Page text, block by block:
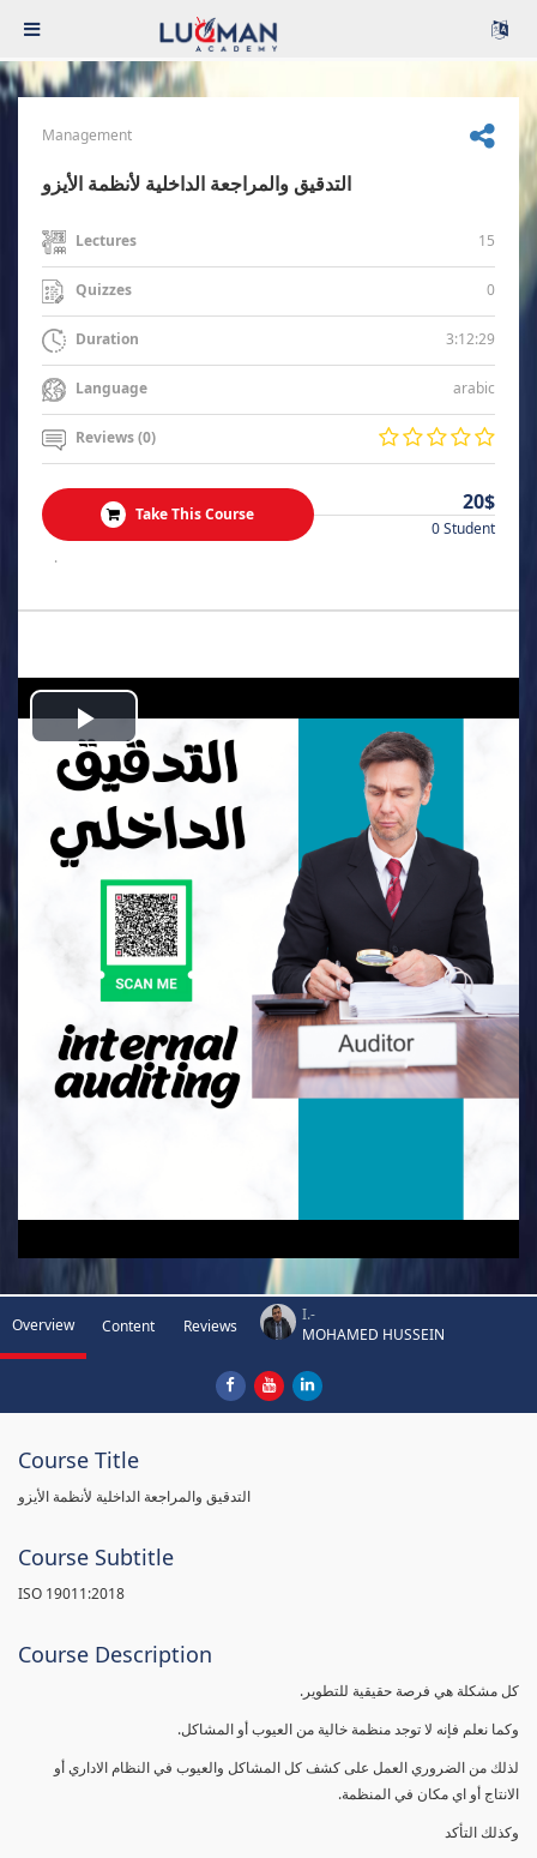
Management
التدقيق والمراجعة الداخلية لأنظمة الأيزو
Lectures 15
Quizzes 0
Duration 3:12:29
Language arabic
Reviews (0)
Take This Course 20$
0 Student
.
Play
Video
Overview Content Reviews
I.-
MOHAMED HUSSEIN
Course Title
التدقيق والمراجعة الداخلية لأنظمة الأيزو
Course Subtitle
ISO 19011:2018
Course Description
كل مشكلة هي فرصة حقيقية للتطوير.
وكما نعلم فإنه لا توجد منظمة خالية من العيوب أو المشاكل.
لذلك من الضروري العمل على كشف كل المشاكل والعيوب في النظام الاداري أو
الانتاج أو اي مكان في المنظمة.
وكذلك التأكد